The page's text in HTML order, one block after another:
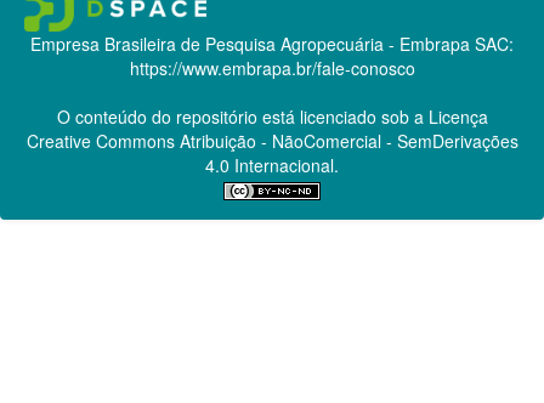
Empresa Brasileira de Pesquisa Agropecuária - Embrapa SAC:
https://www.embrapa.br/fale-conosco
O conteúdo do repositório está licenciado sob a Licença
Creative CommonsAtribuição - NãoComercial - SemDerivações
4.0 Internacional.